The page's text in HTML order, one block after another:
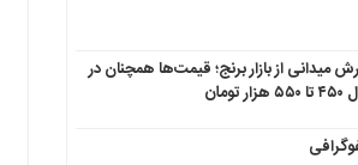
میدانی از بازار برنج؛ قیمت‌ها همچنان در